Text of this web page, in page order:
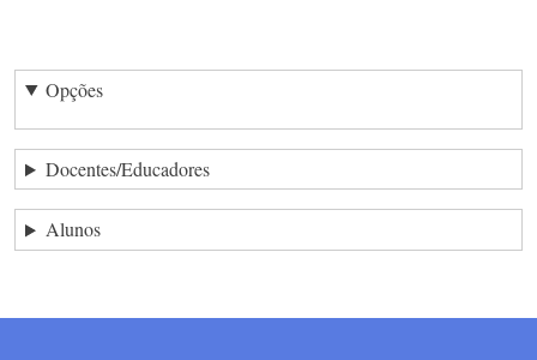
Opções
Docentes/Educadores
Alunos